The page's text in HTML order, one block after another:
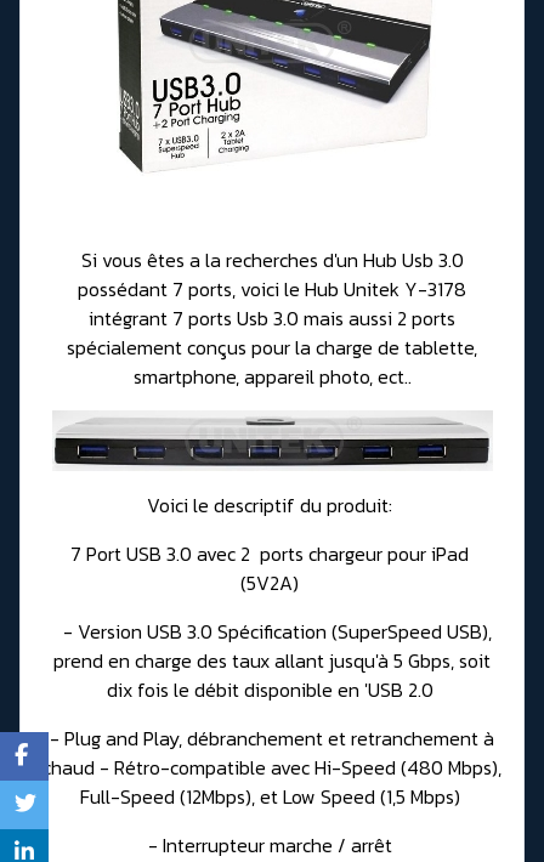
Si vous êtes a la recherches d'un Hub Usb 3.0
possédant 7 ports, voici le Hub Unitek Y-3178
intégrant 7 ports Usb 3.0 mais aussi 2 ports
spécialement conçus pour la charge de tablette,
smartphone, appareil photo, ect..
Voici le descriptif du produit:
7 Port USB 3.0 avec 2 ports chargeur pour iPad
(5V2A)
- Version USB 3.0 Spécification (SuperSpeed USB),
prend en charge des taux allant jusqu'à 5 Gbps, soit
dix fois le débit disponible en 'USB 2.0
- Plug and Play, débranchement et retranchement à
chaud - Rétro-compatible avec Hi-Speed (480 Mbps),
Full-Speed (12Mbps), et Low Speed (1,5 Mbps)
- Interrupteur marche / arrêt